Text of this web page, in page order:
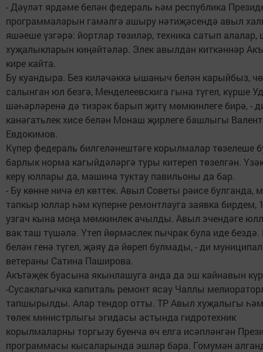
- Дәүләт ярдәме белән федераль һәм республика
программаларын гамәлгә ашыру нәтиҗәсендә авыл
яшәеше үзгәрә: йортлар төзиләр, техника сатып алалар,
хуҗалыкларын киңәйтәләр. Элек авылдан киткәннәр
кире кайта.
Бу куандыра. Без киләчәккә ышаныч белән карыйбыз,
салынган юл безгә, Менделеевскига гына түгел, күрше
шәһәрләренә дә тизрәк барып җитү мөмкинлеге бирә, -
канәгатьлек хисе белән Монаш җирлеге башлыгы
Евдокимов.
Күпер федераль билгеләнештәге корылмалар төзелеше
барлык норма кагыйдәләргә туры китереп төзелгән.
керү юллары да, машина туктау павильоны да бар.
- Бу көнне ничә ел көттек. Авыл Советы рәисе булганда,
тапкыр юллар һәм күперне ремонтлауга заявка бирдем,
узгач кына моңа мөмкинлек ачылды. Авыл эчендәге
вак таш түшәлә. Үтеп йөрмәслек пычрак була иде
белән генә түгел, җәяү дә йөреп булмады, - ди
ветераны Сатина Паширова.
Акътәҗек буасына якынлашуга анда да эш кайнавын
-Сусаклагычка капиталь ремонт ясау Чаллы
тапшырылды. Алар тендор отты. ТР Авыл хуҗалыгы
төлек министрлыгы эгидасы астында гидротехник
корылмаларны торгызу буенча өч елга исәпләнгән
программасы кысаларында эшләр бара. Гомумән